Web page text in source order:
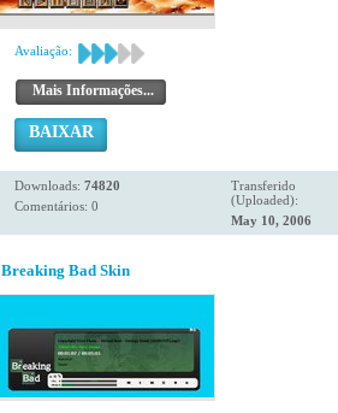
Avaliação:
Mais Informações...
BAIXAR
Downloads: 74820
Comentários: 0
Transferido
(Uploaded):
May 10, 2006
Breaking Bad Skin